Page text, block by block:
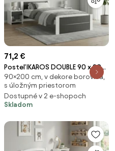
71,2 €
Posteľ IKAROS DOUBLE 90 x 200
cm, antracit/biela Rošt: Bez
roštu, Matrac: Bez matraca
90×200 cm, v dekore borovica,
s úložným priestorom
Dostupné v 2 e-shopoch
Skladom